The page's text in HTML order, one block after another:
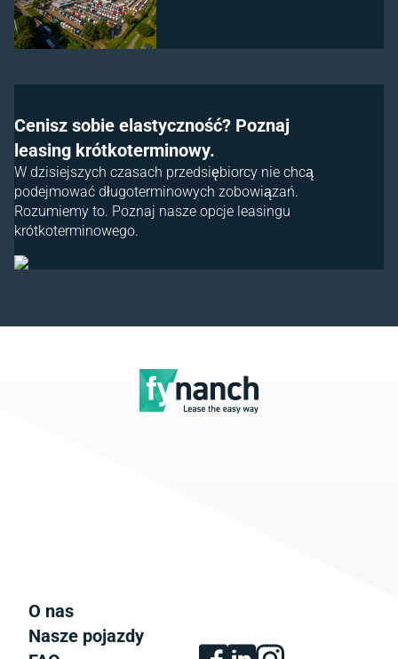
Cenisz sobie elastyczność? Poznaj
leasing krótkoterminowy.
W dzisiejszych czasach przedsiębiorcy nie chcą
podejmować długoterminowych zobowiązań.
Rozumiemy to. Poznaj nasze opcje leasingu
krótkoterminowego.
O nas
Nasze pojazdy